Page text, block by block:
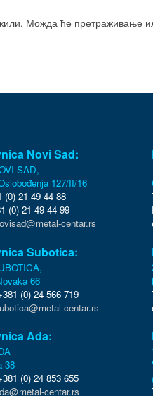
Можда ће претраживање
Novi Sad:
SAD,
127/II/16
(0) 21 49 44 88
(0) 21 49 44 99
centar.rs
Subotica:
66
(0) 24 566 719
centar.rs
Ada:
38
(0) 24 853 655
centar.rs